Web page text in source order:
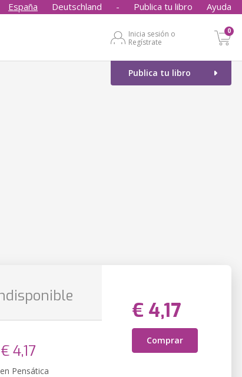
España Deutschland - Publica tu libro Ayuda
Inicia sesión o
Regístrate
0
Publica tu libro
€ 4,17
Comprar
€ 4,17
Pensática